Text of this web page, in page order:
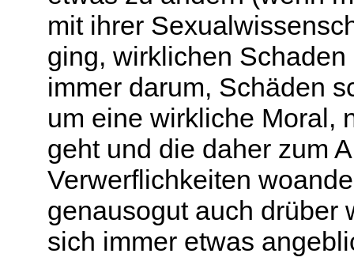
mit ihrer
ging, wirklichen
immer darum, Schäden
um eine wirkliche Moral,
geht und die daher zum
Verwerflichkeiten
genausogut auch drüber
sich immer etwas